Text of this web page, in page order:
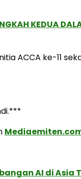
KEDUA
ACCA ke-11
AI di Asia